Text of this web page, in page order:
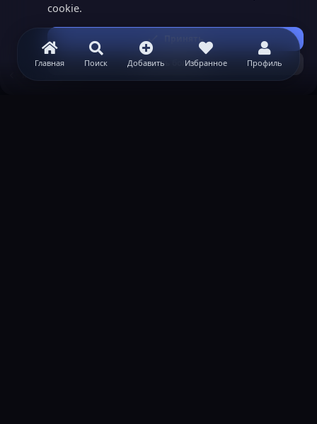
Главная Поиск Добавить Избранное Профиль
cookie.
Принять
Узнать больше...